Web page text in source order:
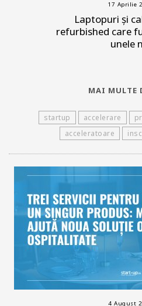
17 Aprilie
Laptopuri și
refurbished care
unele
MAI MULTE
startup accelerare
acceleratoare
4 August